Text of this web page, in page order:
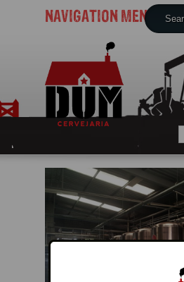
NAVIGATION MENU